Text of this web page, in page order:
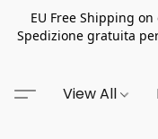
EU Free Shipping
Spedizione gratuita
View All